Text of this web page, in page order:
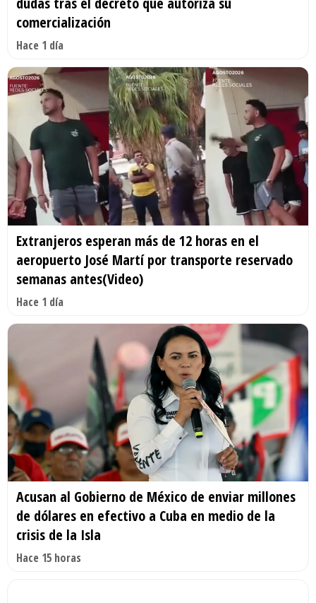
comercialización
Hace 1 día
Extranjeros esperan más de 12 horas en el
aeropuerto José Martí por transporte reservado
semanas antes(Video)
Hace 1 día
Acusan al Gobierno de México de enviar millones
de dólares en efectivo a Cuba en medio de la
crisis de la Isla
Hace 15 horas